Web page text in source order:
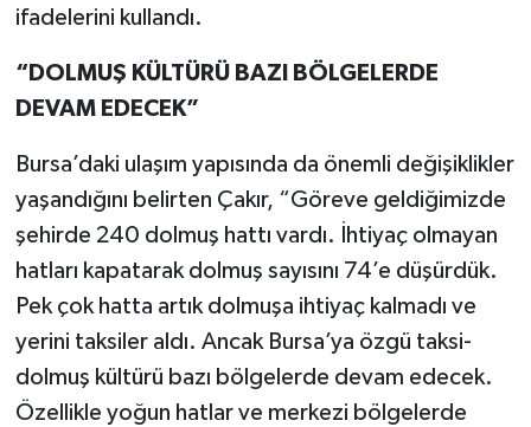
ifadelerini kullandı.
“DOLMUŞ KÜLTÜRÜ BAZI BÖLGELERDE
DEVAM EDECEK”
Bursa’daki ulaşım yapısında da önemli değişiklikler
yaşandığını belirten Çakır, “Göreve geldiğimizde
şehirde 240 dolmuş hattı vardı. İhtiyaç olmayan
hatları kapatarak dolmuş sayısını 74’e düşürdük.
Pek çok hatta artık dolmuşa ihtiyaç kalmadı ve
yerini taksiler aldı. Ancak Bursa’ya özgü taksi-
dolmuş kültürü bazı bölgelerde devam edecek.
Özellikle yoğun hatlar ve merkezi bölgelerde